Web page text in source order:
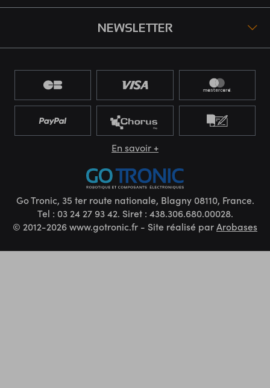
NEWSLETTER
En savoir +
Go Tronic, 35 ter route nationale, Blagny 08110, France.
Tel : 03 24 27 93 42. Siret : 438.306.680.00028.
© 2012-2026 www.gotronic.fr - Site réalisé parArobases